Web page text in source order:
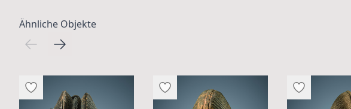
Ähnliche Objekte